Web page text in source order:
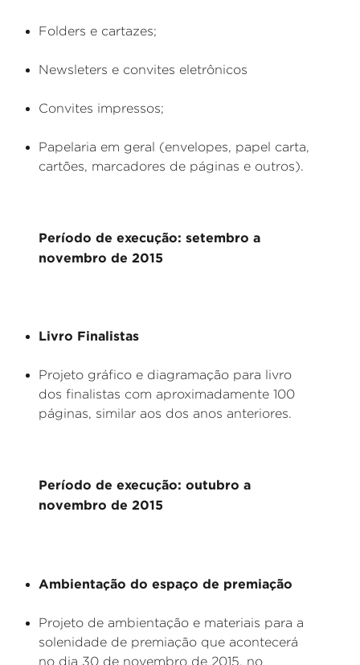
Folders e cartazes;
Newsleters e convites eletrônicos
Convites impressos;
Papelaria em geral (envelopes, papel carta,
cartões, marcadores de páginas e outros).
Período de execução: setembro a
novembro de 2015
Livro Finalistas
Projeto gráfico e diagramação para livro
dos finalistas com aproximadamente 100
páginas, similar aos dos anos anteriores.
Período de execução: outubro a
novembro de 2015
Ambientação do espaço de premiação
Projeto de ambientação e materiais para a
solenidade de premiação que acontecerá
no dia 30 de novembro de 2015, no